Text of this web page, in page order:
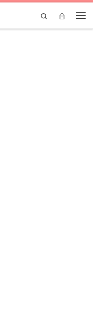
Search